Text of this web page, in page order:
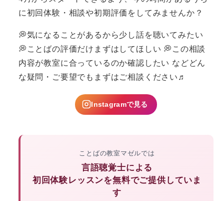
に初回体験・相談や初期評価をしてみませんか？
💭気になることがあるから少し話を聴いてみたい
💭ことばの評価だけまずはしてほしい 💭この相談
内容が教室に合っているのか確認したい などどん
な疑問・ご要望でもまずはご相談ください♬
Instagramで見る
ことばの教室マゼルでは
言語聴覚士による
初回体験レッスンを無料でご提供していま
す